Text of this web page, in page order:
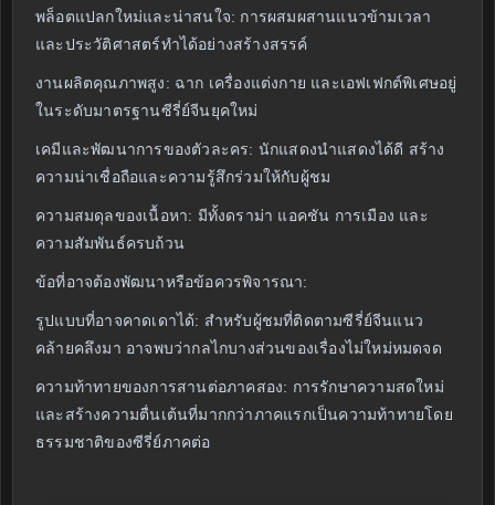
พล็อตแปลกใหม่และน่าสนใจ: การผสมผสานแนวข้ามเวลา
และประวัติศาสตร์ทำได้อย่างสร้างสรรค์
งานผลิตคุณภาพสูง: ฉาก เครื่องแต่งกาย และเอฟเฟกต์พิเศษอยู่
ในระดับมาตรฐานซีรี่ย์จีนยุคใหม่
เคมีและพัฒนาการของตัวละคร: นักแสดงนำแสดงได้ดี สร้าง
ความน่าเชื่อถือและความรู้สึกร่วมให้กับผู้ชม
ความสมดุลของเนื้อหา: มีทั้งดราม่า แอคชัน การเมือง และ
ความสัมพันธ์ครบถ้วน
ข้อที่อาจต้องพัฒนาหรือข้อควรพิจารณา:
รูปแบบที่อาจคาดเดาได้: สำหรับผู้ชมที่ติดตามซีรี่ย์จีนแนว
คล้ายคลึงมา อาจพบว่ากลไกบางส่วนของเรื่องไม่ใหม่หมดจด
ความท้าทายของการสานต่อภาคสอง: การรักษาความสดใหม่
และสร้างความตื่นเต้นที่มากกว่าภาคแรกเป็นความท้าทายโดย
ธรรมชาติของซีรี่ย์ภาคต่อ